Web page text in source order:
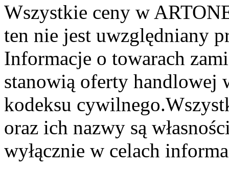
Wszystkie ceny w
ten nie jest uwzględniany
Informacje o towarach
stanowią oferty
kodeksu
oraz ich nazwy są
wyłącznie w celach